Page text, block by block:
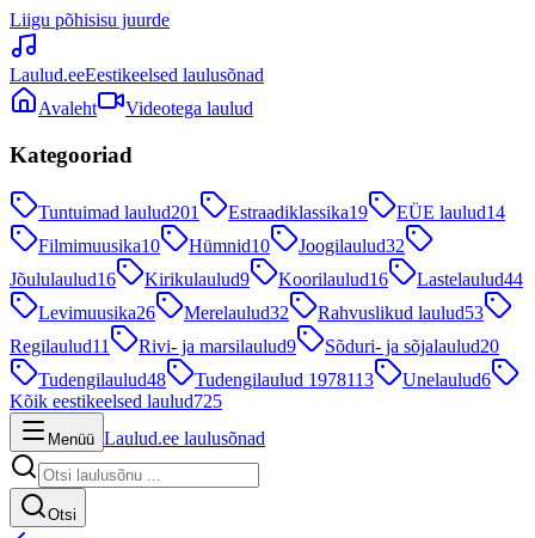
Liigu põhisisu juurde
Laulud.eeEestikeelsed laulusõnad
Avaleht
Videotega laulud
Kategooriad
Tuntuimad laulud201 Estraadiklassika19 EÜE laulud14
Filmimuusika10 Hümnid10 Joogilaulud32
Jõululaulud16 Kirikulaulud9 Koorilaulud16 Lastelaulud44
Levimuusika26 Merelaulud32 Rahvuslikud laulud53
Regilaulud11 Rivi- ja marsilaulud9 Sõduri- ja sõjalaulud20
Tudengilaulud48 Tudengilaulud 1978113 Unelaulud6
Kõik eestikeelsed laulud725
Menüü Laulud.ee laulusõnad
Otsi